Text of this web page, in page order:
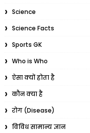
Science
Science Facts
Sports GK
Who is Who
ऐसा क्यों होता है
कौन क्या है
रोग (Disease)
विविध सामान्य ज्ञान